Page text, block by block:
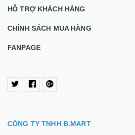
HỖ TRỢ KHÁCH HÀNG
CHÍNH SÁCH MUA HÀNG
FANPAGE
CÔNG TY TNHH B.MART